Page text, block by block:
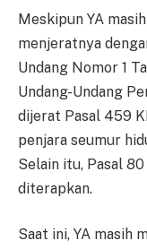
Meskipun YA
menjeratnya
Undang Nomor 1
Undang-Undang
dijerat Pasal 459
penjara seumur
Selain itu, Pasal
diterapkan.
Saat ini, YA masih